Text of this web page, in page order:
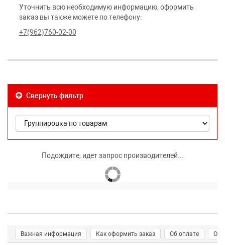
Уточнить всю необходимую информацию, оформить
заказ вы также можете по телефону:
+7(962)760-02-00
Свернуть фильтр
Подождите, идет запрос производителей...
Важная информация Как оформить заказ Об оплате О